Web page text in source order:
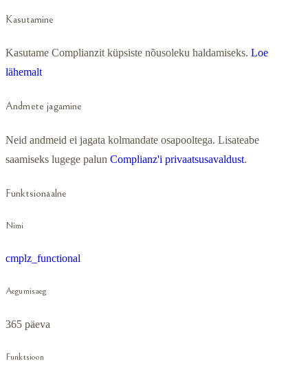
Kasutamine
Kasutame Complianzit küpsiste nõusoleku haldamiseks. Loe
lähemalt
Andmete jagamine
Neid andmeid ei jagata kolmandate osapooltega. Lisateabe
saamiseks lugege palun Complianz'i privaatsusavaldust.
Funktsionaalne
Nimi
cmplz_functional
Aegumisaeg
365 päeva
Funktsioon